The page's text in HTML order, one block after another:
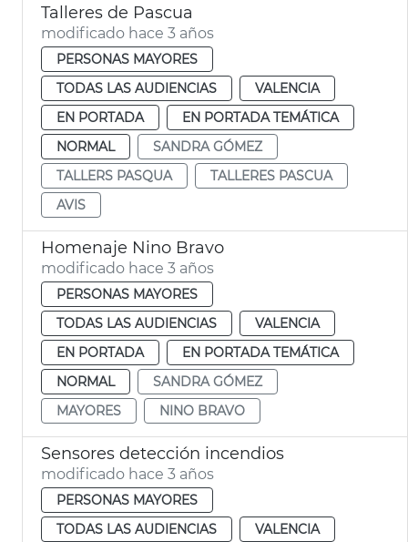
Talleres de Pascua
modificado hace 3 años
PERSONAS MAYORES
TODAS LAS AUDIENCIAS
VALENCIA
EN PORTADA
EN PORTADA TEMÁTICA
NORMAL
SANDRA GÓMEZ
TALLERS PASQUA
TALLERES PASCUA
AVIS
Homenaje Nino Bravo
modificado hace 3 años
PERSONAS MAYORES
TODAS LAS AUDIENCIAS
VALENCIA
EN PORTADA
EN PORTADA TEMÁTICA
NORMAL
SANDRA GÓMEZ
MAYORES
NINO BRAVO
Sensores detección incendios
modificado hace 3 años
PERSONAS MAYORES
TODAS LAS AUDIENCIAS
VALENCIA